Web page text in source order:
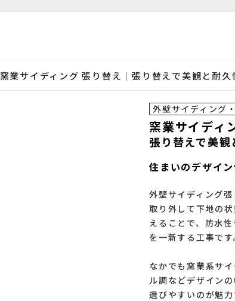
窯業サイディング 張り替え｜張り替えで美観と耐久
外壁サイディング
窯業サイディ
張り替えで美
住まいのデザイ
外壁サイディング
取り外して下地の
えることで、防水
を一新する工事です
なかでも窯業系サ
ル調などデザイン
選びやすいのが魅